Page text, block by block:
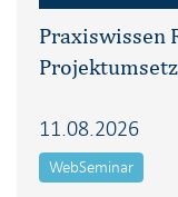
Praxiswissen
11.08.2026
WebSeminar